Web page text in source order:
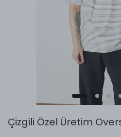
Çizgili Özel Üretim